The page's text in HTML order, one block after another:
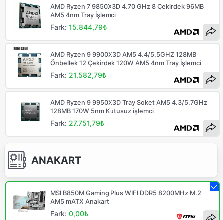
AMD Ryzen 7 9850X3D 4.70 GHz 8 Çekirdek 96MB
AM5 4nm Tray İşlemci
Fark:15.844,79₺
AMD Ryzen 9 9900X3D AM5 4.4/5.5GHZ 128MB
Önbellek 12 Çekirdek 120W AM5 4nm Tray İşlemci
Fark: 21.582,79₺
AMD Ryzen 9 9950X3D Tray Soket AM5 4.3/5.7GHz
128MB 170W 5nm Kutusuz işlemci
Fark: 27.751,79₺
ANAKART
MSI B850M Gaming Plus WIFI DDR5 8200MHz M.2
AM5 mATX Anakart
Fark:0,00₺